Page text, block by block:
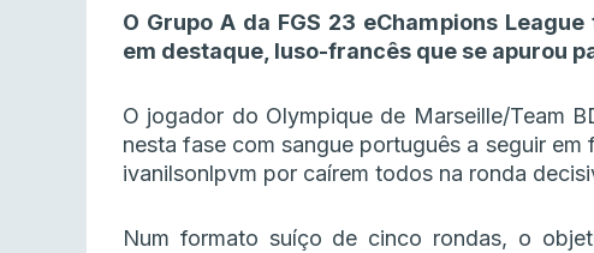
O Grupo A da FGS 23 eChampions
em destaque, luso-francês que se apurou
O jogador do Olympique de Marseille/Team
nesta fase com sangue português a seguir
ivanilsonlpvm por caírem todos na ronda
Num formato suíço de cinco rondas, o